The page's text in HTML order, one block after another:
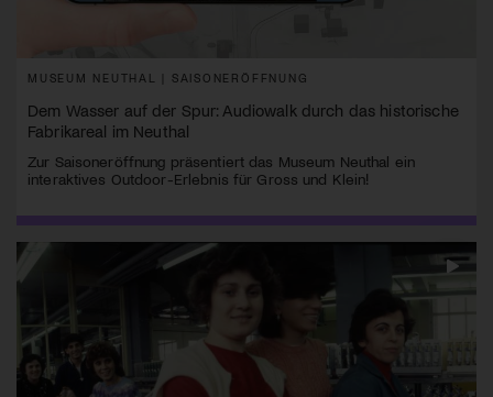
MUSEUM NEUTHAL | SAISONERÖFFNUNG
Dem Wasser auf der Spur: Audiowalk durch das historische
Fabrikareal im Neuthal
Zur Saisoneröffnung präsentiert das Museum Neuthal ein
interaktives Outdoor-Erlebnis für Gross und Klein!